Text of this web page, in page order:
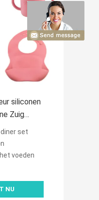
siliconen
Zuig
Materiaal
set
voeden
NU